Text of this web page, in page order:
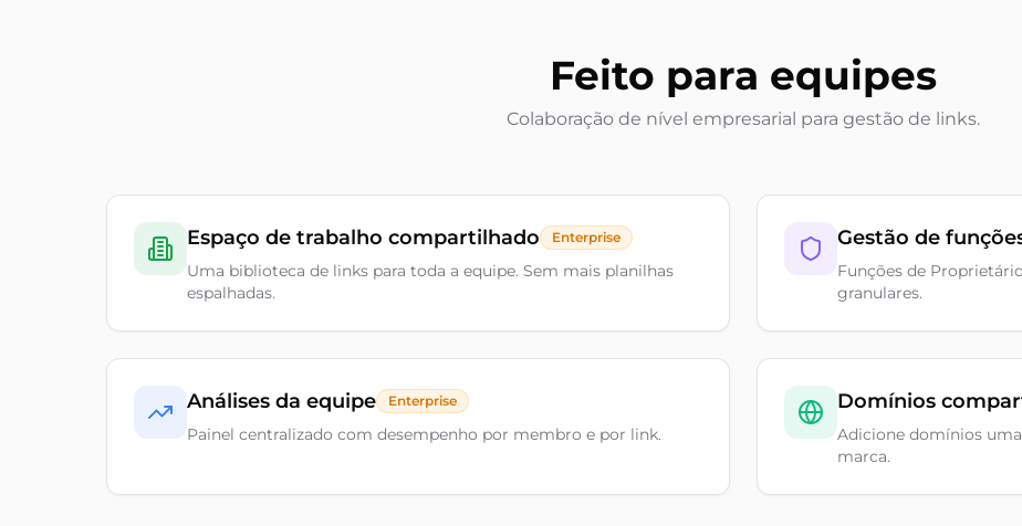
Feito para equipes
Colaboração de nível empresarial para gestão de links.
Espaço de trabalho compartilhado Enterprise
Uma biblioteca de links para toda a equipe. Sem mais planilhas
espalhadas.
Gestão de
Funções de
granulares.
Análises da equipe Enterprise
Painel centralizado com desempenho por membro e por link.
Domínios
Adicione domínios
marca.